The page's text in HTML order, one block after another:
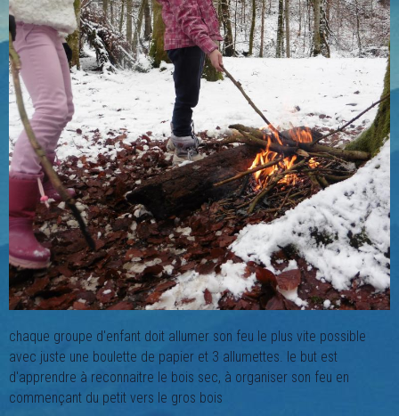
chaque groupe d'enfant doit allumer son feu le plus vite possible
avec juste une boulette de papier et 3 allumettes. le but est
d'apprendre à reconnaitre le bois sec, à organiser son feu en
commençant du petit vers le gros bois